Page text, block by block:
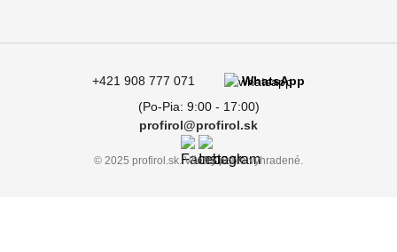
© 2025 profirol.sk. Všetky práva vyhradené.
+421 908 777 071
(Po-Pia: 9:00 - 17:00)
WhatsApp
profirol@profirol.sk